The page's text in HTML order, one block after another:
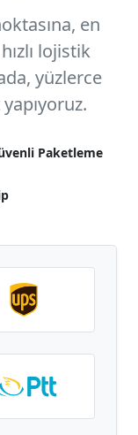
en
lojistik
yüzlerce
Paketleme